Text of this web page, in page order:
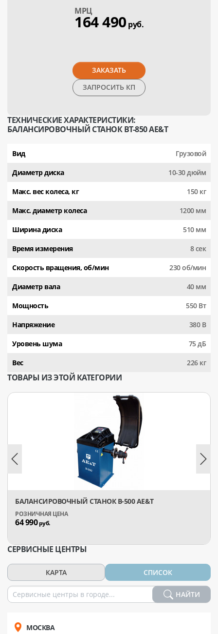
МPЦ
164 490 руб.
ЗАКАЗАТЬ
ЗАПРОСИТЬ КП
ТЕХНИЧЕСКИЕ ХАРАКТЕРИСТИКИ:
БАЛАНСИРОВОЧНЫЙ СТАНОК BT-850 AE&T
Вид Грузовой
Диаметр диска 10-30 дюйм
Макс. вес колеса, кг 150 кг
Макс. диаметр колеса 1200 мм
Ширина диска 510 мм
Время измерения 8 сек
Скорость вращения, об/мин 230 об/мин
Диаметр вала 40 мм
Мощность 550 Вт
Напряжение 380 В
Уровень шума 75 дБ
Вес 226 кг
ТОВАРЫ ИЗ ЭТОЙ КАТЕГОРИИ
БАЛАНСИРОВОЧНЫЙ СТАНОК B-500 AE&T
64 990руб.
СЕРВИСНЫЕ ЦЕНТРЫ
КАРТА СПИСОК
НАЙТИ
МОСКВА